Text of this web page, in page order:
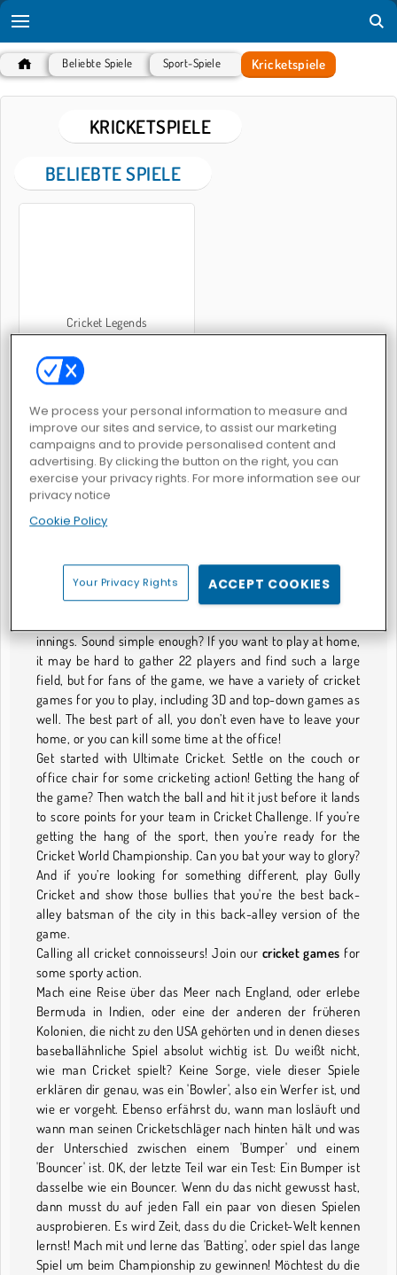
Beliebte Spiele Sport-Spiele Kricketspiele
KRICKETSPIELE
BELIEBTE SPIELE
Cricket Legends
Crazy Cricket Fun
Have you ever played, or even heard of, cricket? Just in
case, here are some refresher rules for you. Cricket is a
bat-and-ball game that is played between two teams of
eleven players. At the center of the cricket field is a
rectangular 22-yard-long pitch with a wicket (which is made
team is designated the batting team, and attempts to score
as many runs as possible in their opponent's field. After 10
rounds, or innings, the two teams swap roles. The winning
innings. Sound simple enough? If you want to play at home,
it may be hard to gather 22 players and find such a large
field, but for fans of the game, we have a variety of cricket
games for you to play, including 3D and top-down games as
well. The best part of all, you don’t even have to leave your
home, or you can kill some time at the office!
Get started with Ultimate Cricket. Settle on the couch or
office chair for some cricketing action! Getting the hang of
the game? Then watch the ball and hit it just before it lands
to score points for your team in Cricket Challenge. If you’re
getting the hang of the sport, then you’re ready for the
Cricket World Championship. Can you bat your way to glory?
And if you’re looking for something different, play Gully
Cricket and show those bullies that you're the best back-
alley batsman of the city in this back-alley version of the
game.
Calling all cricket connoisseurs! Join our cricket games for
some sporty action.
Mach eine Reise über das Meer nach England, oder erlebe
Bermuda in Indien, oder eine der anderen der früheren
Kolonien, die nicht zu den USA gehörten und in denen dieses
baseballähnliche Spiel absolut wichtig ist. Du weißt nicht,
wie man Cricket spielt? Keine Sorge, viele dieser Spiele
erklären dir genau, was ein 'Bowler', also ein Werfer ist, und
wie er vorgeht. Ebenso erfährst du, wann man losläuft und
wann man seinen Cricketschläger nach hinten hält und was
der Unterschied zwischen einem 'Bumper' und einem
'Bouncer' ist. OK, der letzte Teil war ein Test: Ein Bumper ist
dasselbe wie ein Bouncer. Wenn du das nicht gewusst hast,
dann musst du auf jeden FalI ein paar von diesen Spielen
ausprobieren. Es wird Zeit, dass du die Cricket-Welt kennen
lernst! Mach mit und lerne das 'Batting', oder spiel das lange
Spiel um beim Championship zu gewinnen! Möchtest du die
We process your personal information to measure and
improve our sites and service, to assist our marketing
campaigns and to provide personalised content and
advertising. By clicking the button on the right, you can
exercise your privacy rights. For more information see our
privacy notice
Cookie Policy
Your Privacy Rights ACCEPT COOKIES